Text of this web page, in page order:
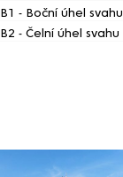
B1 - Boční úhel svahu
B2 - Čelní úhel svahu